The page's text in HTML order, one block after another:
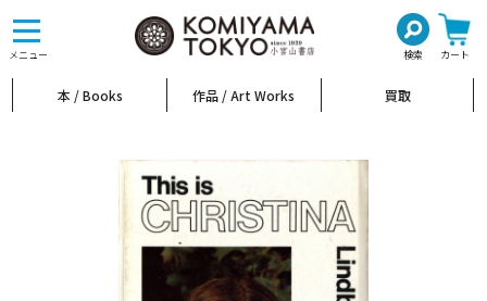
メニュー 検索 カート
toggle
navigation
本 / Books 作品 / Art Works 買取